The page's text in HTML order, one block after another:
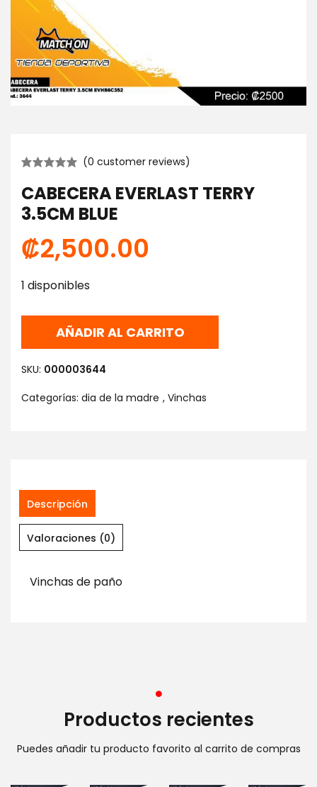
(0 customer reviews)
CABECERA EVERLAST TERRY
3.5CM BLUE
₡2,500.00
1 disponibles
AÑADIR AL CARRITO
SKU: 000003644
Categorías: dia de la madre , Vinchas
Descripción
Valoraciones (0)
Vinchas de paño
Productos recientes
Puedes añadir tu producto favorito al carrito de compras